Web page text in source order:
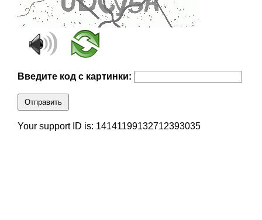
Введите код с картинки:
Отправить
Your support ID is: 14141199132712393035